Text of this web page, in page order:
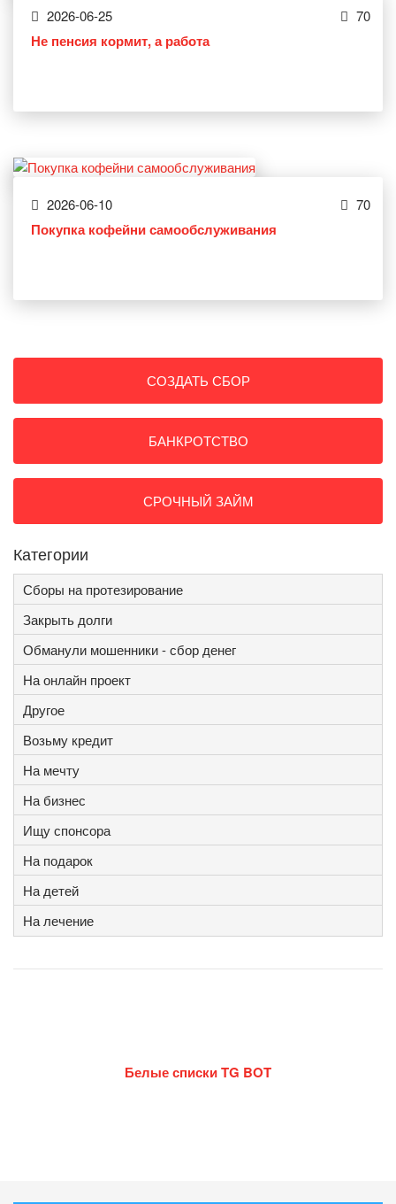
2026-06-25 70
Не пенсия кормит, а работа
2026-06-10 70
Покупка кофейни самообслуживания
СОЗДАТЬ СБОР
БАНКРОТСТВО
СРОЧНЫЙ ЗАЙМ
Категории
Сборы на протезирование
Закрыть долги
Обманули мошенники - сбор денег
На онлайн проект
Другое
Возьму кредит
На мечту
На бизнес
Ищу спонсора
На подарок
На детей
На лечение
Белые списки TG BOT